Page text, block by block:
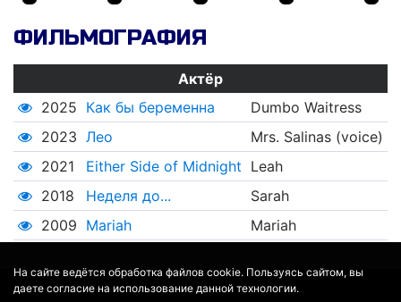
На сайте ведётся обработка файлов cookie. Пользуясь сайтом, вы
даете согласие на использование данной технологии.
ФИЛЬМОГРАФИЯ
Актёр
2025 Как бы беременна
Dumbo Waitress
2023 Лео
Mrs. Salinas (voice)
2021
Either Side of Midnight Leah
2018
Неделя до...
Sarah
2009 Mariah Mariah
© 2017 - 2026 MOVIE